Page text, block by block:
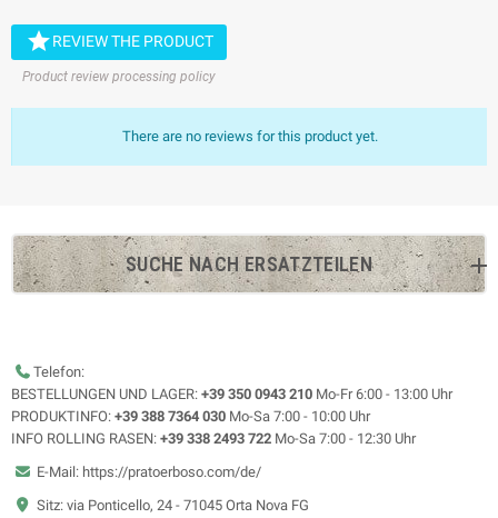
REVIEW THE PRODUCT
Product review processing policy
There are no reviews for this product yet.
SUCHE NACH ERSATZTEILEN
Telefon:
BESTELLUNGEN UND LAGER: +39 350 0943 210 Mo-Fr 6:00 - 13:00 Uhr
PRODUKTINFO: +39 388 7364 030 Mo-Sa 7:00 - 10:00 Uhr
INFO ROLLING RASEN: +39 338 2493 722 Mo-Sa 7:00 - 12:30 Uhr
E-Mail: https://pratoerboso.com/de/
Sitz: via Ponticello, 24 - 71045 Orta Nova FG